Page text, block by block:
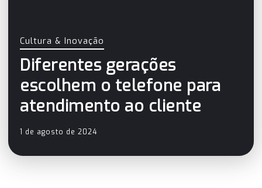
Cultura & Inovação
Diferentes gerações
escolhem o telefone para
atendimento ao cliente
1 de agosto de 2024